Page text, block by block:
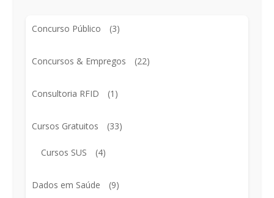
Concurso Público (3)
Concursos & Empregos (22)
Consultoria RFID (1)
Cursos Gratuitos (33)
Cursos SUS (4)
Dados em Saúde (9)